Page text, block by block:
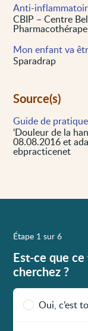
Anti-
CBIP – Centre
Mon enfant va
Sparadrap
Source(s)
Guide de
‘Douleur de la
08.08.2016 et
ebpracticenet
Étape 1 sur 6
Est-ce que
cherchez ?
Oui, c’est